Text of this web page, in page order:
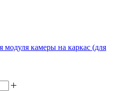
камеры на каркас (для